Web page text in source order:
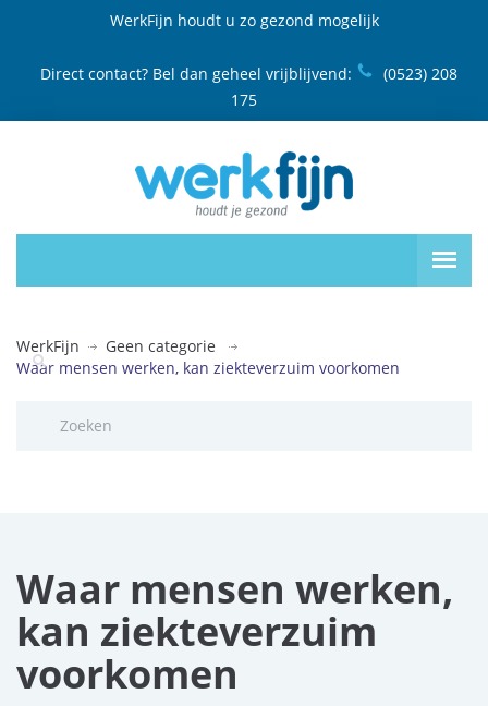
WerkFijn houdt u zo gezond mogelijk
Direct contact? Bel dan geheel vrijblijvend:
(0523) 208
175
WerkFijn
Geen categorie
Waar mensen werken, kan ziekteverzuim voorkomen
Waar mensen werken,
kan ziekteverzuim
voorkomen